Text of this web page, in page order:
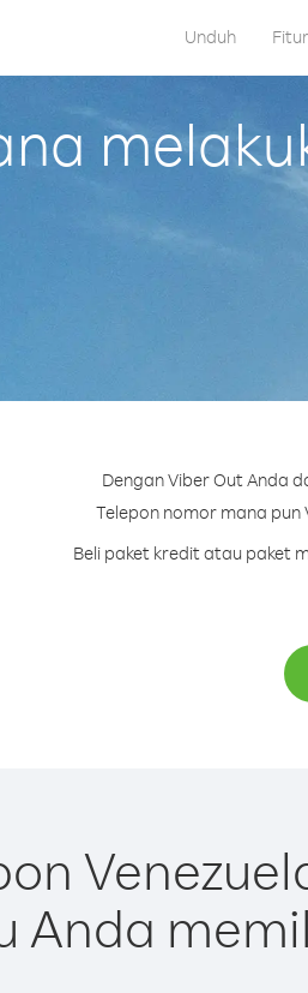
Unduh Fitur
Dengan Viber Out Anda
Telepon nomor mana pun
Beli paket kredit atau paket
Anda